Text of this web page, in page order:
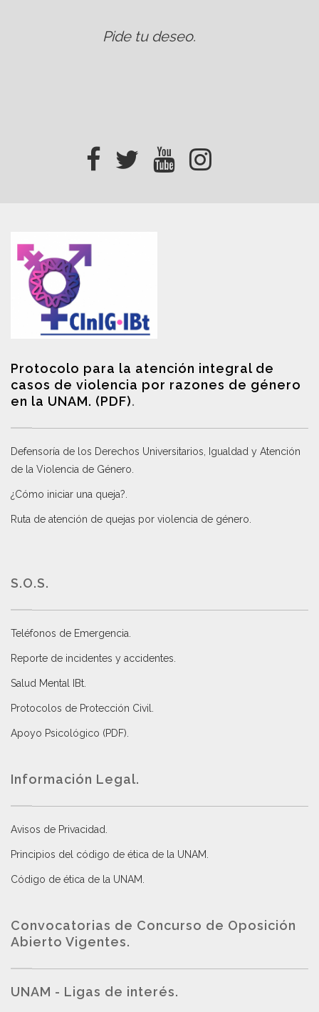
Pide tu deseo.
Protocolo para la atención integral de
casos de violencia por razones de género
en la UNAM. (PDF).
Defensoría de los Derechos Universitarios, Igualdad y Atención
de la Violencia de Género
¿Cómo iniciar una queja?
Ruta de atención de quejas por violencia de género
S.O.S.
Teléfonos de Emergencia.
Reporte de incidentes y accidentes
Salud Mental IBt
Protocolos de Protección Civil
Apoyo Psicológico (PDF)
Información Legal.
Avisos de Privacidad
Principios del código de ética de la UNAM
Código de ética de la UNAM
Convocatorias de Concurso de Oposición
Abierto Vigentes.
UNAM - Ligas de interés.